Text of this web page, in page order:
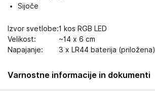
Sijoče
Izvor svetlobe:1 kos RGB LED
Velikost:
~14 x 6 cm
Napajanje:
3 x LR44 baterija (priložena)
Varnostne informacije in dokumenti